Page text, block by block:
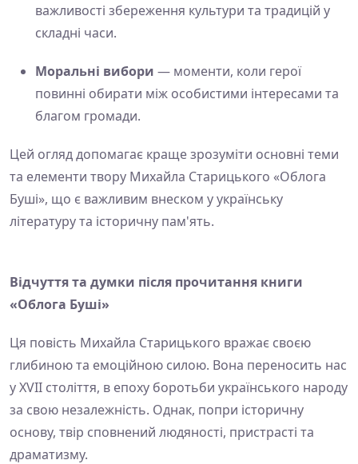
важливості збереження культури та традицій у
складні часи.
Моральні вибори — моменти, коли герої
повинні обирати між особистими інтересами та
благом громади.
Цей огляд допомагає краще зрозуміти основні теми
та елементи твору Михайла Старицького «Облога
Буші», що є важливим внеском у українську
літературу та історичну пам'ять.
Відчуття та думки після прочитання книги
«Облога Буші»
Ця повість Михайла Старицького вражає своєю
глибиною та емоційною силою. Вона переносить нас
у XVII століття, в епоху боротьби українського народу
за свою незалежність. Однак, попри історичну
основу, твір сповнений людяності, пристрасті та
драматизму.